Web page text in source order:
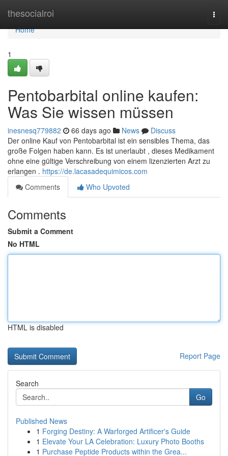
thesocialroi
Home
Home
1
Pentobarbital online kaufen:
Was Sie wissen müssen
inesnesq779882 66 days ago News
Discuss
Der online Kauf von Pentobarbital ist ein sensibles Thema, das
große Folgen haben kann. Es ist unerlaubt , dieses Medikament
ohne eine gültige Verschreibung von einem lizenzierten Arzt zu
erlangen . https://de.lacasadequimicos.com
Comments
Who Upvoted
Comments
Submit a Comment
No HTML
HTML is disabled
Report Page
Search
Go
Published News
1 Forging Destiny: A Warforged Artificer's Guide
1 Elevate Your LA Celebration: Luxury Photo Booths
1 Purchase Peptide Products within the Grea...